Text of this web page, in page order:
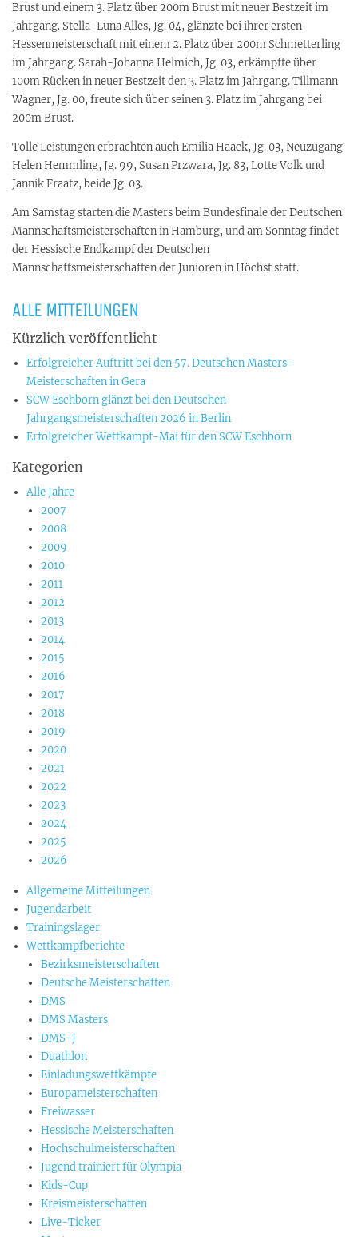
Brust und einem 3. Platz über 200m Brust mit neuer Bestzeit im
Jahrgang. Stella-Luna Alles, Jg. 04, glänzte bei ihrer ersten
Hessenmeisterschaft mit einem 2. Platz über 200m Schmetterling
im Jahrgang. Sarah-Johanna Helmich, Jg. 03, erkämpfte über
100m Rücken in neuer Bestzeit den 3. Platz im Jahrgang. Tillmann
Wagner, Jg. 00, freute sich über seinen 3. Platz im Jahrgang bei
200m Brust.
Tolle Leistungen erbrachten auch Emilia Haack, Jg. 03, Neuzugang
Helen Hemmling, Jg. 99, Susan Przwara, Jg. 83, Lotte Volk und
Jannik Fraatz, beide Jg. 03.
Am Samstag starten die Masters beim Bundesfinale der Deutschen
Mannschaftsmeisterschaften in Hamburg, und am Sonntag findet
der Hessische Endkampf der Deutschen
Mannschaftsmeisterschaften der Junioren in Höchst statt.
ALLE MITTEILUNGEN
Kürzlich veröffentlicht
Erfolgreicher Auftritt bei den 57. Deutschen Masters-
Meisterschaften in Gera
SCW Eschborn glänzt bei den Deutschen
Jahrgangsmeisterschaften 2026 in Berlin
Erfolgreicher Wettkampf-Mai für den SCW Eschborn
Kategorien
Alle Jahre
2007
2008
2009
2010
2011
2012
2013
2014
2015
2016
2017
2018
2019
2020
2021
2022
2023
2024
2025
2026
Allgemeine Mitteilungen
Jugendarbeit
Trainingslager
Wettkampfberichte
Bezirksmeisterschaften
Deutsche Meisterschaften
DMS
DMS Masters
DMS-J
Duathlon
Einladungswettkämpfe
Europameisterschaften
Freiwasser
Hessische Meisterschaften
Hochschulmeisterschaften
Jugend trainiert für Olympia
Kids-Cup
Kreismeisterschaften
Live-Ticker